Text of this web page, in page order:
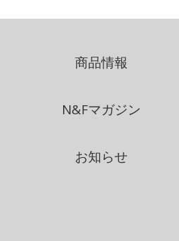
商品情報
N&Fマガジン
お知らせ